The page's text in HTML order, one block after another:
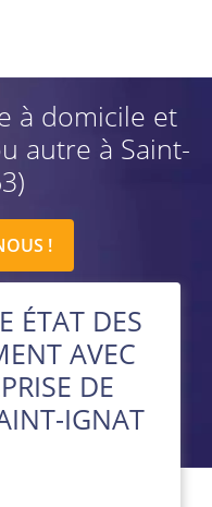
à domicile et
autre à Saint-
!
ÉTAT DES
AVEC
DE
IGNAT